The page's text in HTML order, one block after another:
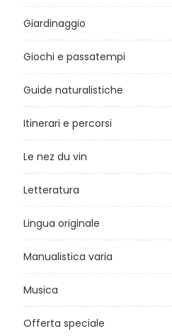
Giardinaggio
Giochi e passatempi
Guide naturalistiche
Itinerari e percorsi
Le nez du vin
Letteratura
Lingua originale
Manualistica varia
Musica
Offerta speciale